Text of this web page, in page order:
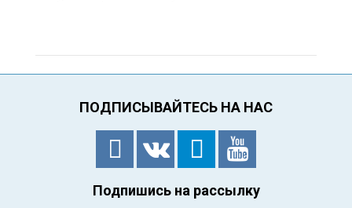
ПОДПИСЫВАЙТЕСЬ НА НАС
Подпишись на рассылку